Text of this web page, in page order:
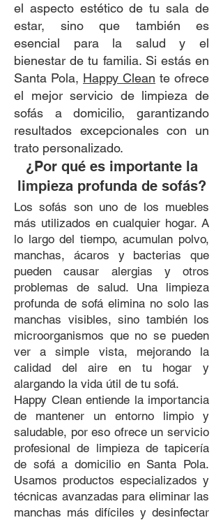
el aspecto estético de tu sala de
estar, sino que también es
esencial para la salud y el
bienestar de tu familia. Si estás en
Santa Pola, Happy Clean te ofrece
el mejor servicio de limpieza de
sofás a domicilio, garantizando
resultados excepcionales con un
trato personalizado.
¿Por qué es importante la
limpieza profunda de sofás?
Los sofás son uno de los muebles
más utilizados en cualquier hogar. A
lo largo del tiempo, acumulan polvo,
manchas, ácaros y bacterias que
pueden causar alergias y otros
problemas de salud. Una limpieza
profunda de sofá elimina no solo las
manchas visibles, sino también los
microorganismos que no se pueden
ver a simple vista, mejorando la
calidad del aire en tu hogar y
alargando la vida útil de tu sofá.
Happy Clean entiende la importancia
de mantener un entorno limpio y
saludable, por eso ofrece un servicio
profesional de limpieza de tapicería
de sofá a domicilio en Santa Pola.
Usamos productos especializados y
técnicas avanzadas para eliminar las
manchas más difíciles y desinfectar